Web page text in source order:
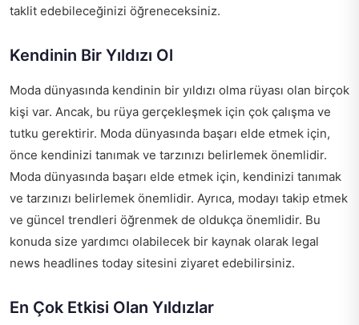
taklit edebileceğinizi öğreneceksiniz.
Kendinin Bir Yıldızı Ol
Moda dünyasında kendinin bir yıldızı olma rüyası olan birçok
kişi var. Ancak, bu rüya gerçekleşmek için çok çalışma ve
tutku gerektirir. Moda dünyasında başarı elde etmek için,
önce kendinizi tanımak ve tarzınızı belirlemek önemlidir.
Moda dünyasında başarı elde etmek için, kendinizi tanımak
ve tarzınızı belirlemek önemlidir. Ayrıca, modayı takip etmek
ve güncel trendleri öğrenmek de oldukça önemlidir. Bu
konuda size yardımcı olabilecek bir kaynak olarak legal
news headlines today sitesini ziyaret edebilirsiniz.
En Çok Etkisi Olan Yıldızlar